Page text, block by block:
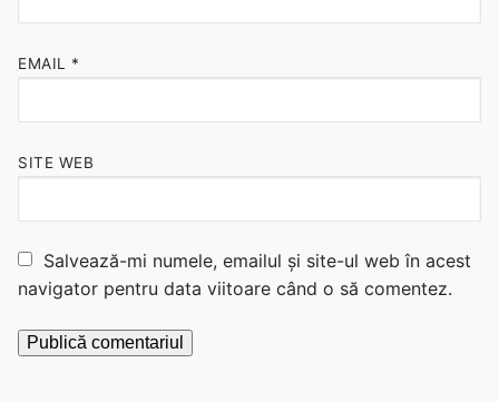
EMAIL *
SITE WEB
Salvează-mi numele, emailul și site-ul web în acest
navigator pentru data viitoare când o să comentez.